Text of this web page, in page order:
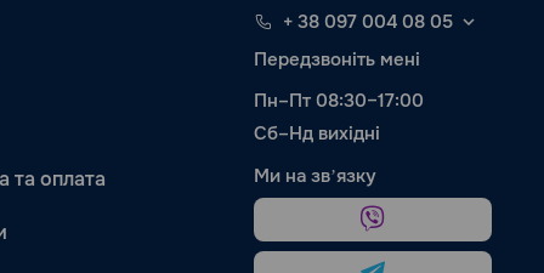
та оплата
+ 38 097 004 08 05
Передзвоніть мені
Пн–Пт 08:30–17:00
Сб–Нд вихідні
Ми на звʼязку